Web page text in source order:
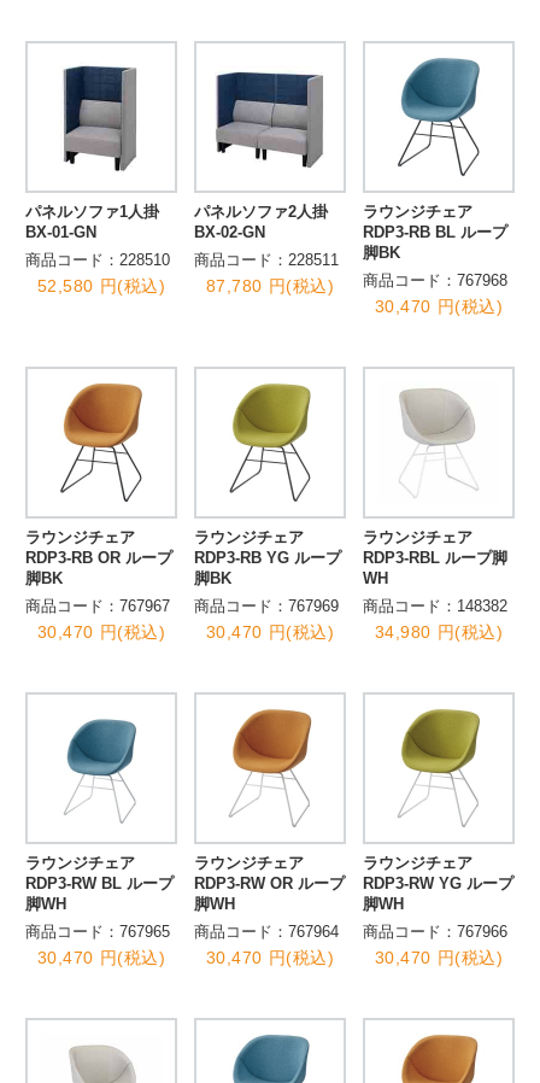
パネルソファ1人掛
BX-01-GN
商品コード：228510
52,580 円(税込)
パネルソファ2人掛
BX-02-GN
商品コード：228511
87,780 円(税込)
ラウンジチェア
RDP3-RB BL ループ
脚BK
商品コード：767968
30,470 円(税込)
ラウンジチェア
RDP3-RB OR ループ
脚BK
商品コード：767967
30,470 円(税込)
ラウンジチェア
RDP3-RB YG ループ
脚BK
商品コード：767969
30,470 円(税込)
ラウンジチェア
RDP3-RBL ループ脚
WH
商品コード：148382
34,980 円(税込)
ラウンジチェア
RDP3-RW BL ループ
脚WH
商品コード：767965
30,470 円(税込)
ラウンジチェア
RDP3-RW OR ループ
脚WH
商品コード：767964
30,470 円(税込)
ラウンジチェア
RDP3-RW YG ループ
脚WH
商品コード：767966
30,470 円(税込)